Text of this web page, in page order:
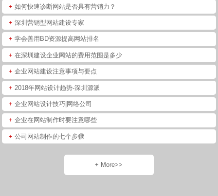
+ 如何快速诊断网站是否具有营销力？
+ 深圳营销型网站建设专家
+ 学会善用BD资源提高网站排名
+ 在深圳建设企业网站的费用范围是多少
+ 企业网站建设注意事项与要点
+ 2018年网站设计趋势-深圳源派
+ 企业网站设计技巧|网络公司
+ 企业在网站制作时要注意哪些
+ 公司网站制作的七个步骤
+ More>>